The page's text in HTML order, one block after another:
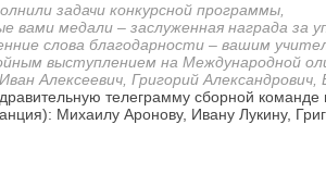
задачи конкурсной программы,
вами медали – заслуженная награда за
слова благодарности – вашим
выступлением на Международной
Алексеевич, Григорий Александрович,
телеграмму сборной команде
Михаилу Аронову, Ивану Лукину,